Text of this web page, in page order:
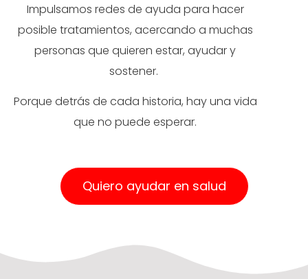
Impulsamos redes de ayuda para hacer
posible tratamientos, acercando a muchas
personas que quieren estar, ayudar y
sostener.
Porque detrás de cada historia, hay una vida
que no puede esperar.
Quiero ayudar en salud